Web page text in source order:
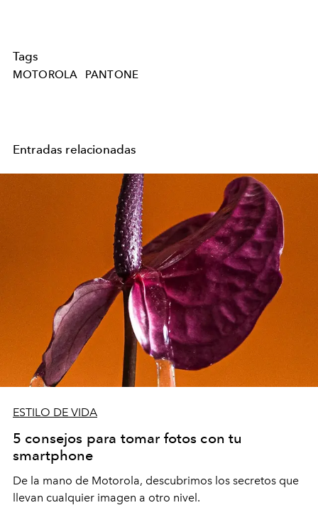
Tags
MOTOROLA PANTONE
Entradas relacionadas
ESTILO DE VIDA
5 consejos para tomar fotos con tu
smartphone
De la mano de Motorola, descubrimos los secretos que
llevan cualquier imagen a otro nivel.